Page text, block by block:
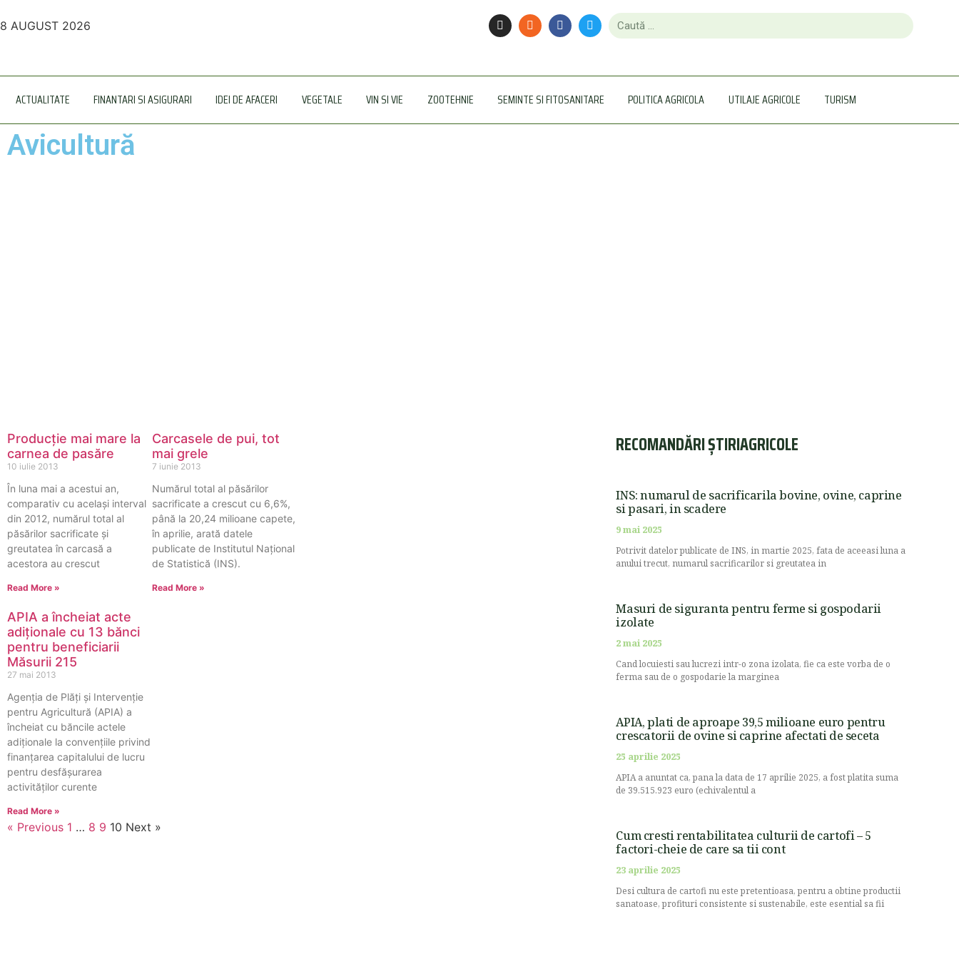
8 AUGUST 2026
ACTUALITATE FINANTARI SI ASIGURARI IDEI DE AFACERI VEGETALE VIN SI VIE ZOOTEHNIE SEMINTE SI FITOSANITARE POLITICA AGRICOLA UTILAJE AGRICOLE TURISM
Avicultură
Producție mai mare la
carnea de pasăre
10 iulie 2013
În luna mai a acestui an,
comparativ cu același interval
din 2012, numărul total al
păsărilor sacrificate şi
greutatea în carcasă a
acestora au crescut
Read More »
Carcasele de pui, tot
mai grele
7 iunie 2013
Numărul total al păsărilor
sacrificate a crescut cu 6,6%,
până la 20,24 milioane capete,
în aprilie, arată datele
publicate de Institutul Național
de Statistică (INS).
Read More »
APIA a încheiat acte
adiţionale cu 13 bănci
pentru beneficiarii
Măsurii 215
27 mai 2013
Agenţia de Plăţi şi Intervenţie
pentru Agricultură (APIA) a
încheiat cu băncile actele
adiţionale la convenţiile privind
finanţarea capitalului de lucru
pentru desfăşurarea
activităţilor curente
Read More »
« Previous 1 … 8 9 10 Next »
RECOMANDĂRI ȘTIRIAGRICOLE
INS: numarul de sacrificarila bovine, ovine, caprine
si pasari, in scadere
9 mai 2025
Potrivit datelor publicate de INS, in martie 2025, fata de aceeasi luna a
anului trecut, numarul sacrificarilor si greutatea in
Masuri de siguranta pentru ferme si gospodarii
izolate
2 mai 2025
Cand locuiesti sau lucrezi intr-o zona izolata, fie ca este vorba de o
ferma sau de o gospodarie la marginea
APIA, plati de aproape 39,5 milioane euro pentru
crescatorii de ovine si caprine afectati de seceta
25 aprilie 2025
APIA a anuntat ca, pana la data de 17 aprilie 2025, a fost platita suma
de 39.515.923 euro (echivalentul a
Cum cresti rentabilitatea culturii de cartofi – 5
factori-cheie de care sa tii cont
23 aprilie 2025
Desi cultura de cartofi nu este pretentioasa, pentru a obtine productii
sanatoase, profituri consistente si sustenabile, este esential sa fii